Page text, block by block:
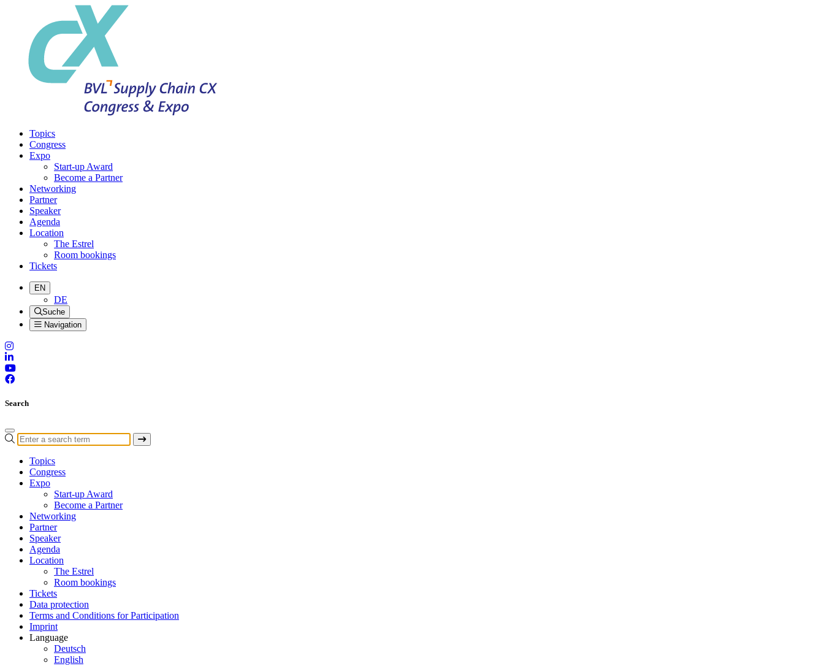
Topics
Congress
Expo
Start-up Award
Become a Partner
Networking
Partner
Speaker
Agenda
Location
The Estrel
Room bookings
Tickets
EN
DE
Suche
Navigation
Search
Topics
Congress
Expo
Start-up Award
Become a Partner
Networking
Partner
Speaker
Agenda
Location
The Estrel
Room bookings
Tickets
Data protection
Terms and Conditions for Participation
Imprint
Language
Deutsch
English